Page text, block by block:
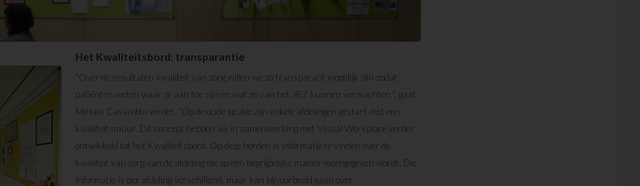
Het Kwaliteitsbord: transparantie
“Over de resultaten kwaliteit van zorg willen we zo transparant mogelijk zijn zodat
patiënten weten waar ze aan toe zijn en wat ze van het JBZ kunnen verwachten ”, gaat
Miriam Casarotto verder. “Op de oude locatie zijn enkele afdelingen gestart met een
kwaliteitsmuur. Dit concept hebben wij in samenwerking met Visual Workplace verder
ontwikkeld tot het Kwaliteitsbord. Op deze borden is informatie te vinden over de
kwaliteit van zorg van de afdeling die op een begrijpelijke manier weergegeven wordt. Die
informatie is per afdeling verschillend, maar kan bijvoorbeeld gaan over